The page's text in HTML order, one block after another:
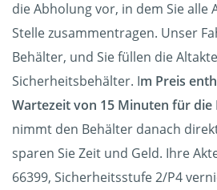
die Abholung vor, in dem Sie alle
Stelle zusammentragen. Unser
Behälter, und Sie füllen die
Sicherheitsbehälter. Im Preis
Wartezeit von 15 Minuten für die
nimmt den Behälter danach
sparen Sie Zeit und Geld. Ihre
66399, Sicherheitsstufe 2/P4